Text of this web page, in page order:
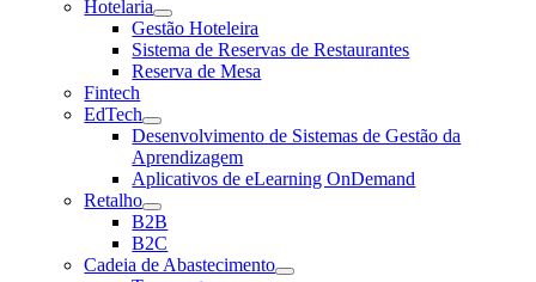
Hotelaria
Gestão Hoteleira
Sistema de Reservas de Restaurantes
Reserva de Mesa
Fintech
EdTech
Desenvolvimento de Sistemas de Gestão da
Aprendizagem
Aplicativos de eLearning OnDemand
Retalho
B2B
B2C
Cadeia de Abastecimento